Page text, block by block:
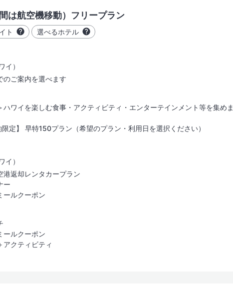
は航空機移動）フリープラン
ト 選べるホテル
イ）
のご案内を選べます
ハワイを楽しむ食事・アクティビティ・エンターテインメント等を集めま
定】 早特150プラン（希望のプラン・利用日を選択ください）
イ）
港返却レンタカープラン
ー
ールクーポン
ールクーポン
アクティビティ